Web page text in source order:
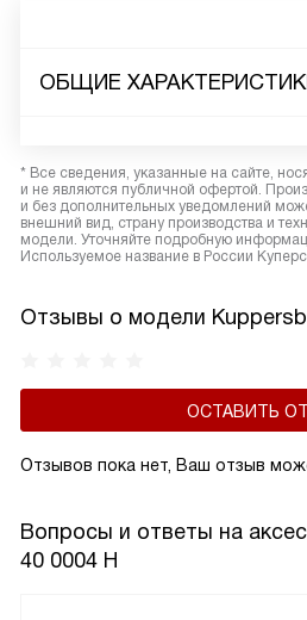
ОБЩИЕ
* Все сведения, указанные на сайте,
и не являются публичной офертой.
и без дополнительных уведомлений
внешний вид, страну производства и
модели. Уточняйте подробную
Используемое название в России
Отзывы о модели
ОСТАВИТЬ
Отзывов пока нет, Ваш отзыв
Вопросы и ответы на
40 0004 H